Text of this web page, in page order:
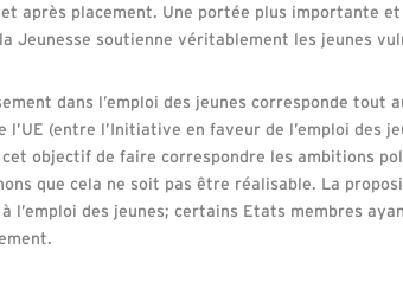
après placement. Une portée plus importante
Jeunesse soutienne véritablement les jeunes
dans l’emploi des jeunes corresponde tout
(entre l’Initiative en faveur de l’emploi des
objectif de faire correspondre les ambitions
que cela ne soit pas être réalisable. La
à l’emploi des jeunes; certains Etats membres